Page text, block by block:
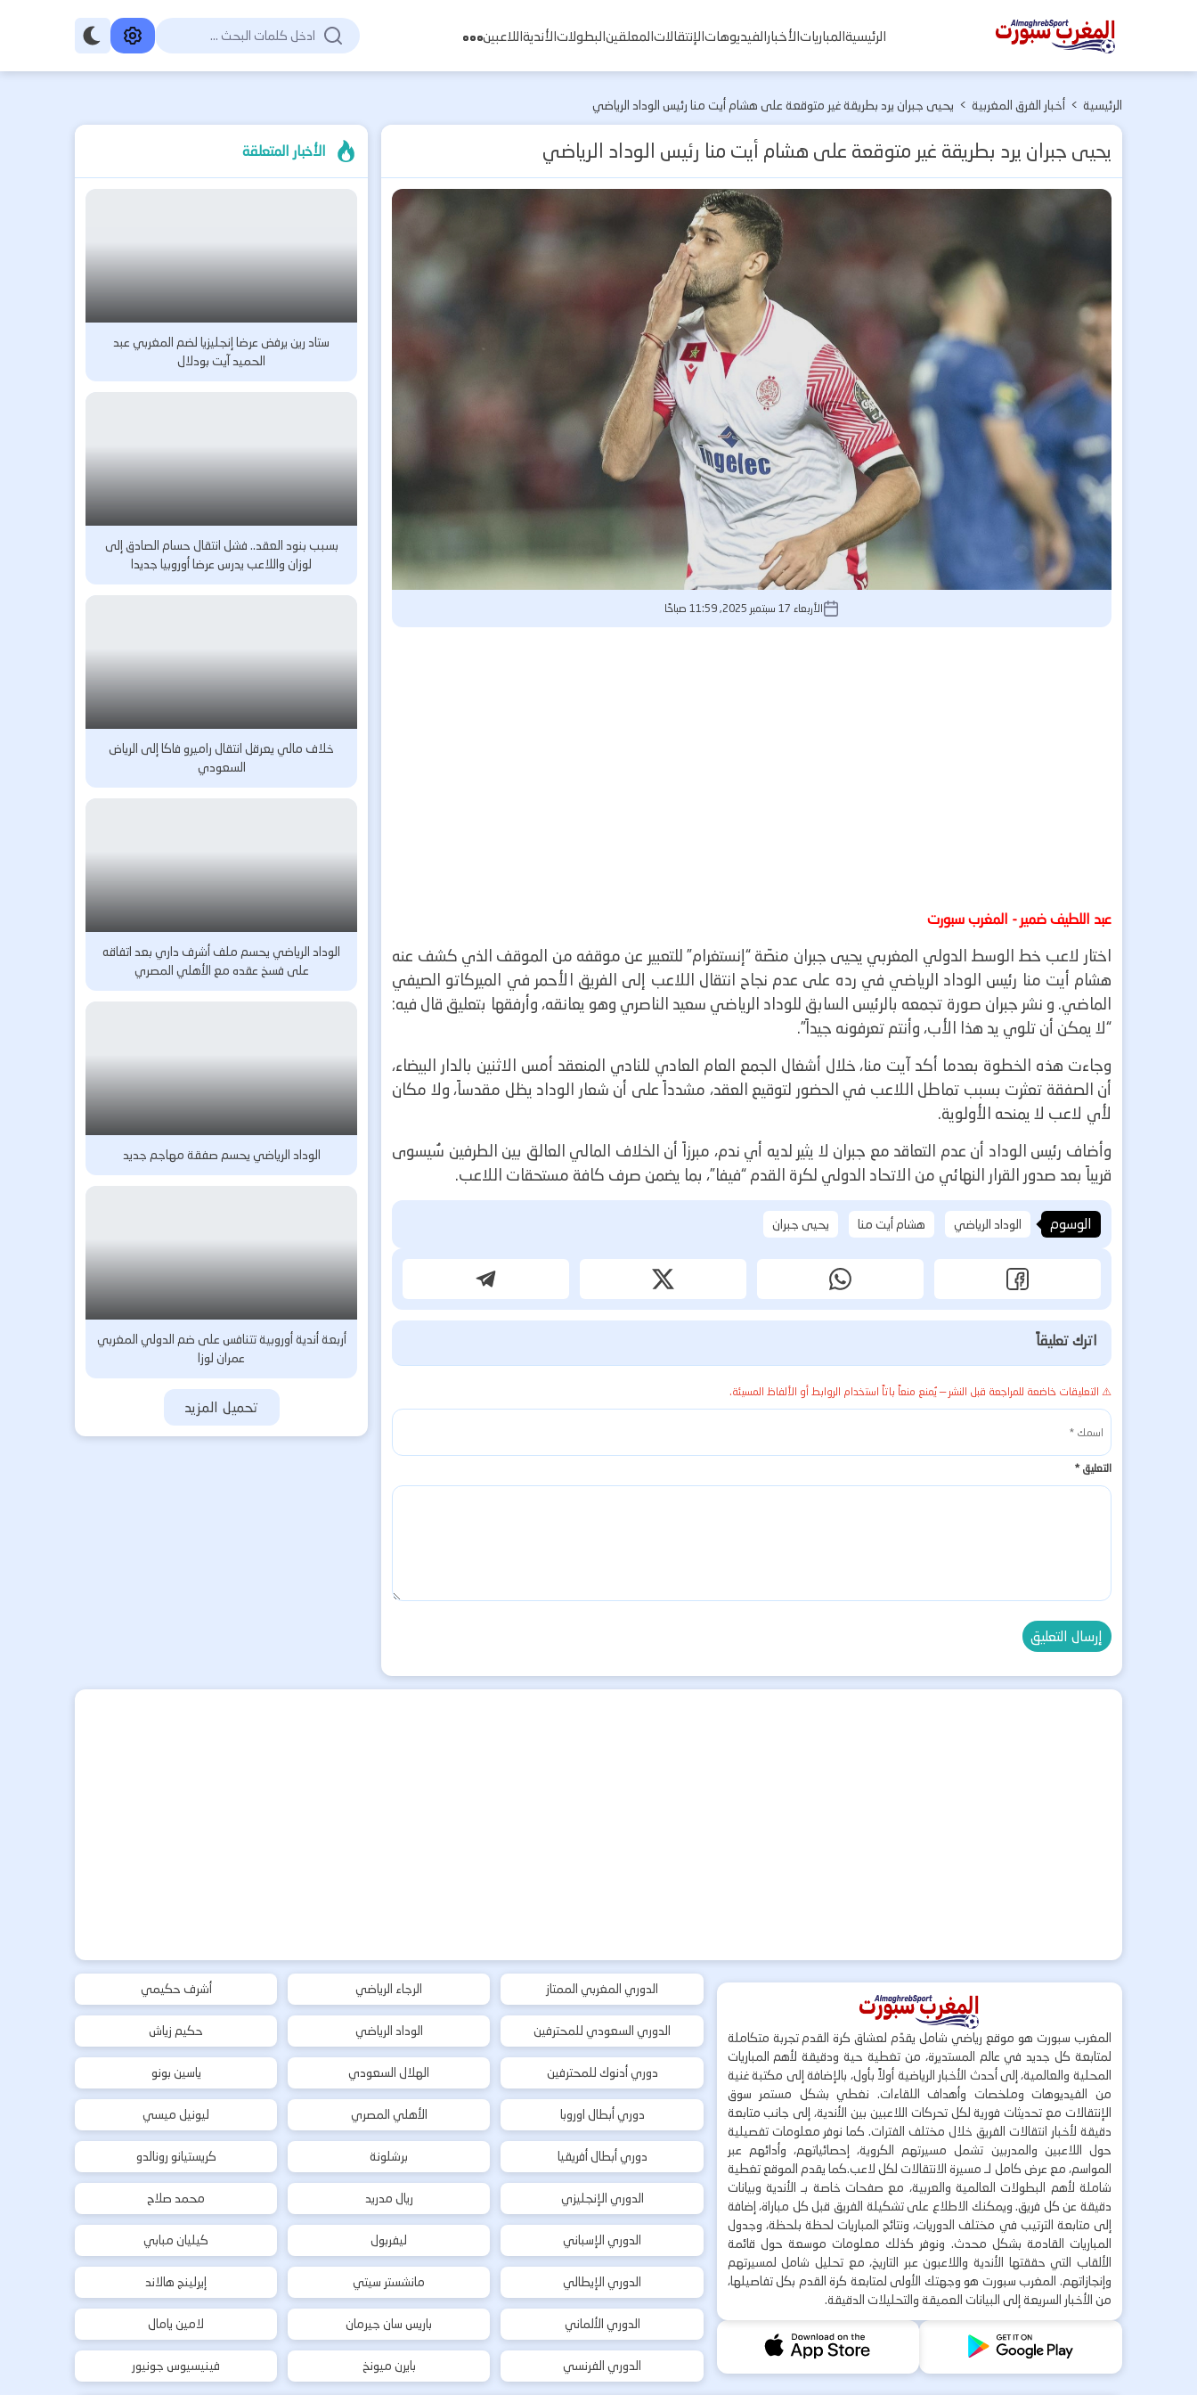
المغرب
الرئيسيةالمبارياتالأخبارالفيديوهاتالإنتقالاتالمعلقينالبطولاتالأنديةاللاعبين
الرئيسية > أخبار الفرق المغربية > يحيى جبران يرد بطريقة غير متوقعة على هشام أيت منا رئيس الوداد الرياضي
يحيى جبران يرد بطريقة غير متوقعة على هشام أيت منا رئيس الوداد الرياضي
الأربعاء 17 سبتمبر 2025, 11:59 صباحًا
عبد اللطيف ضمير - المغرب سبورت
اختار لاعب خط الوسط الدولي المغربي يحيى جبران منصّة “إنستغرام” للتعبير عن موقفه من الموقف الذي كشف عنه
هشام أيت منا رئيس الوداد الرياضي في رده على عدم نجاح انتقال اللاعب إلى الفريق الأحمر في الميركاتو الصيفي
الماضي. و نشر جبران صورة تجمعه بالرئيس السابق للوداد الرياضي سعيد الناصري وهو يعانقه، وأرفقها بتعليق قال فيه:
“لا يمكن أن تلوي يد هذا الأب، وأنتم تعرفونه جيداً”.
وجاءت هذه الخطوة بعدما أكد آيت منا، خلال أشغال الجمع العام العادي للنادي المنعقد أمس الاثنين بالدار البيضاء،
أن الصفقة تعثرت بسبب تماطل اللاعب في الحضور لتوقيع العقد، مشدداً على أن شعار الوداد يظل مقدساً، ولا مكان
لأي لاعب لا يمنحه الأولوية.
وأضاف رئيس الوداد أن عدم التعاقد مع جبران لا يثير لديه أي ندم، مبرزاً أن الخلاف المالي العالق بين الطرفين سُيسوى
قريباً بعد صدور القرار النهائي من الاتحاد الدولي لكرة القدم “فيفا”، بما يضمن صرف كافة مستحقات اللاعب.
الوسوم الوداد الرياضي هشام أيت منا يحيى جبران
اترك تعليقاً
⚠️ التعليقات خاضعة للمراجعة قبل النشر — يُمنع منعاً باتاً استخدام الروابط أو الألفاظ المسيئة.
التعليق*
الأخبار المتعلقة
ستاد رين يرفض عرضا إنجليزيا لضم المغربي عبد
الحميد آيت بودلال
بسبب بنود العقد.. فشل انتقال حسام الصادق إلى
لوزان واللاعب يدرس عرضا أوروبيا جديدا
خلاف مالي يعرقل انتقال راميرو فاكا إلى الرياض
السعودي
الوداد الرياضي يحسم ملف أشرف داري بعد اتفاقه
على فسخ عقده مع الأهلي المصري
الوداد الرياضي يحسم صفقة مهاجم جديد
أربعة أندية أوروبية تتنافس على ضم الدولي المغربي
عمران لوزا
تحميل المزيد
المغرب سبورت هو موقع رياضي شامل يقدّم لعشاق كرة القدم تجربة متكاملة
لمتابعة كل جديد في عالم المستديرة، من تغطية حية ودقيقة لأهم المباريات
المحلية والعالمية، إلى أحدث الأخبار الرياضية أولاً بأول، بالإضافة إلى مكتبة غنية
من الفيديوهات وملخصات وأهداف اللقاءات. نغطي بشكل مستمر سوق
الإنتقالات مع تحديثات فورية لكل تحركات اللاعبين بين الأندية، إلى جانب متابعة
دقيقة لأخبار انتقالات الفريق خلال مختلف الفترات. كما نوفر معلومات تفصيلية
حول اللاعبين والمدربين تشمل مسيرتهم الكروية، إحصائياتهم، وأدائهم عبر
المواسم، مع عرض كامل لـ مسيرة الانتقالات لكل لاعب.كما يقدم الموقع تغطية
شاملة لأهم البطولات العالمية والعربية، مع صفحات خاصة بـ الأندية وبيانات
دقيقة عن كل فريق. ويمكنك الاطلاع على تشكيلة الفريق قبل كل مباراة، إضافة
إلى متابعة الترتيب في مختلف الدوريات، ونتائج المباريات لحظة بلحظة، وجدول
المباريات القادمة بشكل محدث. ونوفر كذلك معلومات موسعة حول قائمة
الألقاب التي حققتها الأندية واللاعبون عبر التاريخ، مع تحليل شامل لمسيرتهم
وإنجازاتهم. المغرب سبورت هو وجهتك الأولى لمتابعة كرة القدم بكل تفاصيلها،
من الأخبار السريعة إلى البيانات العميقة والتحليلات الدقيقة.
الدوري المغربي الممتاز
الدوري السعودي للمحترفين
دوري أدنوك للمحترفين
دوري أبطال اوروبا
دوري أبطال أفريقيا
الدوري الإنجليزي
الدوري الإسباني
الدوري الإيطالي
الدوري الألماني
الدوري الفرنسي
الرجاء الرياضي
الوداد الرياضي
الهلال السعودي
الأهلي المصري
برشلونة
ريال مدريد
ليفربول
مانشستر سيتي
باريس سان جيرمان
بايرن ميونخ
أشرف حكيمي
حكيم زياش
ياسين بونو
ليونيل ميسي
كريستيانو رونالدو
محمد صلاح
كيليان مبابي
إيرلينج هالاند
لامين يامال
فينيسيوس جونيور